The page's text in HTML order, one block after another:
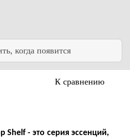
когда появится
К сравнению
Shelf - это серия эссенций,